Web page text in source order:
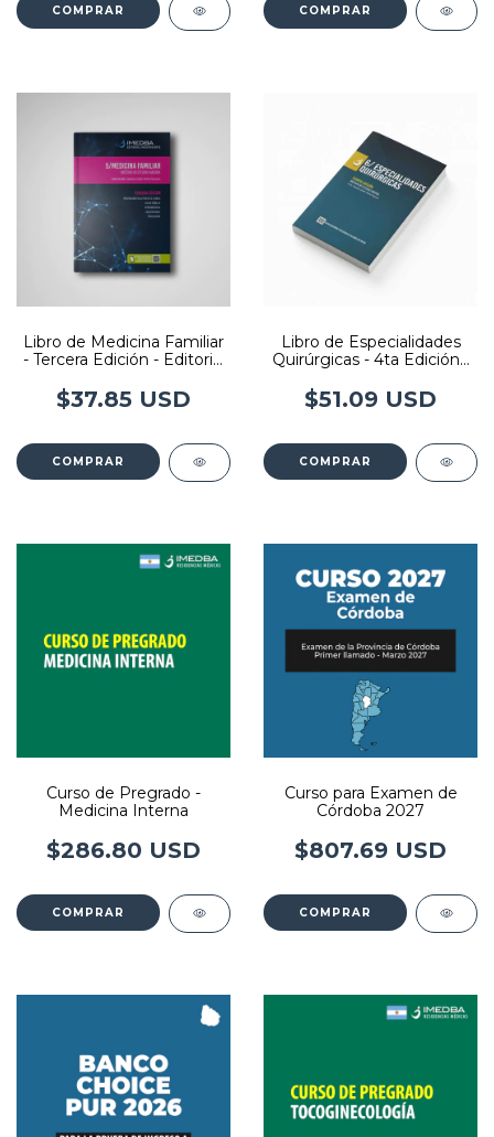
COMPRAR COMPRAR
Libro de Medicina Familiar
- Tercera Edición - Editorial
$37.85 USD
COMPRAR
Libro de Especialidades
Quirúrgicas - 4ta Edición -
$51.09 USD
COMPRAR
Curso de Pregrado -
Medicina Interna
$286.80 USD
COMPRAR
Curso para Examen de
Córdoba 2027
$807.69 USD
COMPRAR